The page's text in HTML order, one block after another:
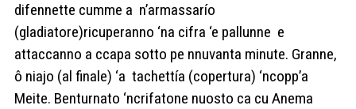
difennette cumme a n’armassarío
(gladiatore)ricuperanno ‘na cifra ‘e pallunne e
attaccanno a ccapa sotto pe nnuvanta minute. Granne,
ô niajo (al finale) ‘a tachettía (copertura) ‘ncopp’a
Meite. Benturnato ‘ncrifatone nuosto ca cu Anema